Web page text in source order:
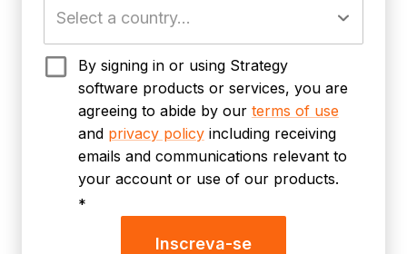
By signing in or using Strategy
software products or services, you are
agreeing to abide by our terms of use
and privacy policyincluding receiving
emails and communications relevant to
your account or use of our products.
*
Inscreva-se